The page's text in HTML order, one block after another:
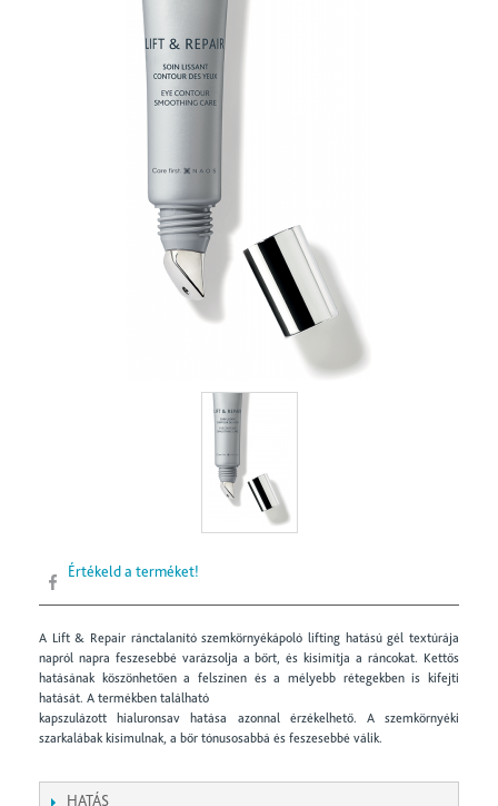
Értékeld a terméket!
A Lift & Repair ránctalanító szemkörnyékápoló lifting hatású gél textúrája
napról napra feszesebbé varázsolja a bőrt, és kisimítja a ráncokat. Kettős
hatásának köszönhetően a felszínen és a mélyebb rétegekben is kifejti
hatását. A termékben található
kapszulázott hialuronsav hatása azonnal érzékelhető. A szemkörnyéki
szarkalábak kisimulnak, a bőr tónusosabbá és feszesebbé válik.
HATÁS